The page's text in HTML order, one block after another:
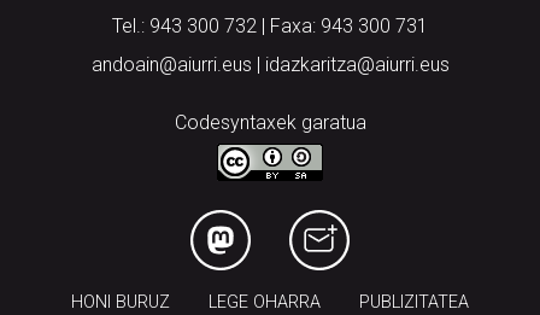
Tel.: 943 300 732 | Faxa: 943 300 731
andoain@aiurri.eus | idazkaritza@aiurri.eus
Codesyntaxek garatua
HONI BURUZ LEGE OHARRA PUBLIZITATEA